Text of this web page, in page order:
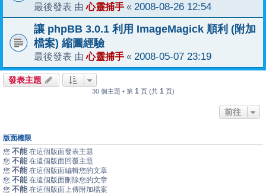
最後發表 由心靈捕手 « 2008-08-26 12:54
讓 phpBB 3.0.1 利用 ImageMagick 順利 (附加
檔案) 縮圖經驗
最後發表 由心靈捕手 « 2008-05-07 23:19
發表主題
30 個主題 • 第 1 頁 (共 1 頁)
前往
版面權限
您 不能 在這個版面發表主題
您 不能 在這個版面回覆主題
您 不能 在這個版面編輯您的文章
您 不能 在這個版面刪除您的文章
您 不能 在這個版面上傳附加檔案